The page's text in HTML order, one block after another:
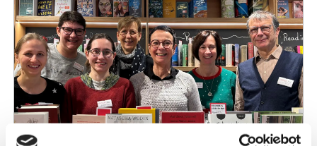
SPONSOREN UND PARTNER